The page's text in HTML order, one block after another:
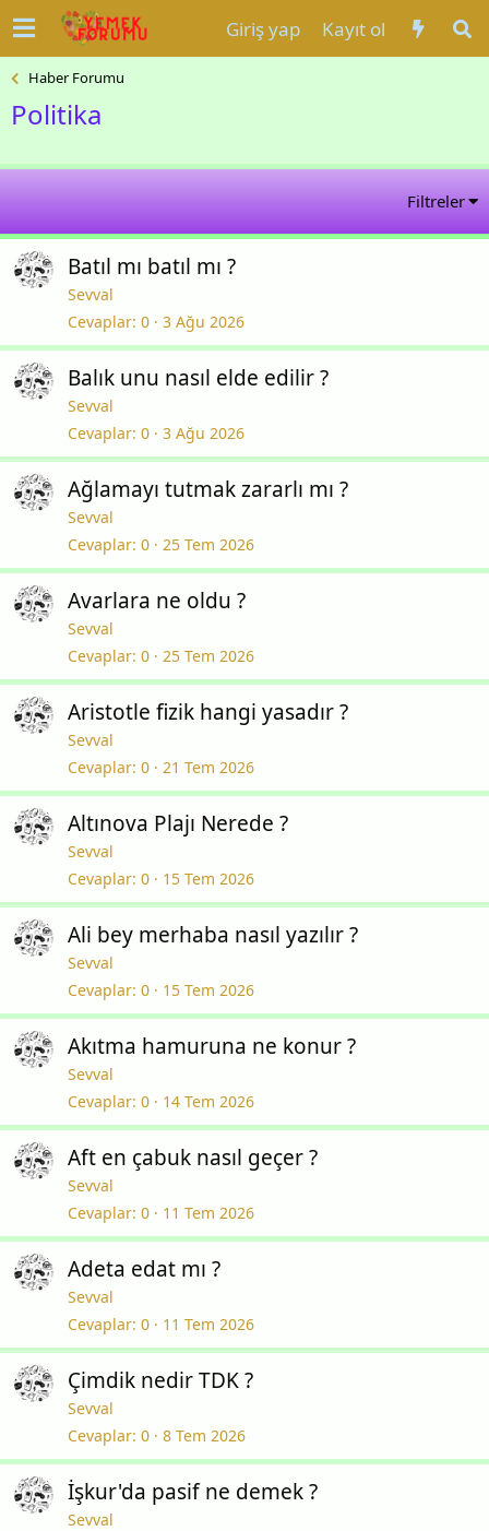
Giriş yap Kayıt ol
Haber Forumu
Politika
Filtreler
Batıl mı batıl mı ?
Sevval
Cevaplar 0 3 Ağu 2026
Balık unu nasıl elde edilir ?
Sevval
Cevaplar 0 3 Ağu 2026
Ağlamayı tutmak zararlı mı ?
Sevval
Cevaplar 0 25 Tem 2026
Avarlara ne oldu ?
Sevval
Cevaplar 0 25 Tem 2026
Aristotle fizik hangi yasadır ?
Sevval
Cevaplar 0 21 Tem 2026
Altınova Plajı Nerede ?
Sevval
Cevaplar 0 15 Tem 2026
Ali bey merhaba nasıl yazılır ?
Sevval
Cevaplar 0 15 Tem 2026
Akıtma hamuruna ne konur ?
Sevval
Cevaplar 0 14 Tem 2026
Aft en çabuk nasıl geçer ?
Sevval
Cevaplar 0 11 Tem 2026
Adeta edat mı ?
Sevval
Cevaplar 0 11 Tem 2026
Çimdik nedir TDK ?
Sevval
Cevaplar 0 8 Tem 2026
İşkur'da pasif ne demek ?
Sevval